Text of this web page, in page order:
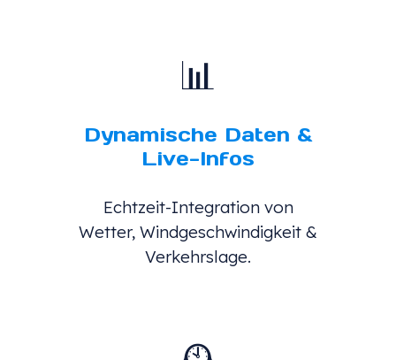
📊
Dynamische Daten &
Live-Infos
Echtzeit-Integration von
Wetter, Windgeschwindigkeit &
Verkehrslage.